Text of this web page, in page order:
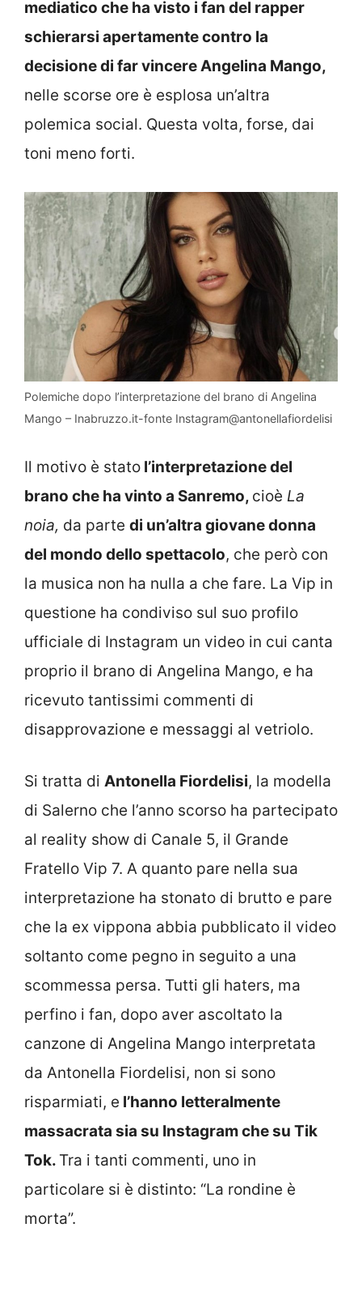
mediatico che ha visto i fan del rapper
schierarsi apertamente contro la
decisione di far vincere Angelina Mango,
nelle scorse ore è esplosa un’altra
polemica social. Questa volta, forse, dai
toni meno forti.
Polemiche dopo l’interpretazione del brano di Angelina
Mango – Inabruzzo.it-fonte Instagram@antonellafiordelisi
Il motivo è stato l’interpretazione del
brano che ha vinto a Sanremo, cioè La
noia, da parte di un’altra giovane donna
del mondo dello spettacolo, che però con
la musica non ha nulla a che fare. La Vip in
questione ha condiviso sul suo profilo
ufficiale di Instagram un video in cui canta
proprio il brano di Angelina Mango, e ha
ricevuto tantissimi commenti di
disapprovazione e messaggi al vetriolo.
Si tratta di Antonella Fiordelisi, la modella
di Salerno che l’anno scorso ha partecipato
al reality show di Canale 5, il Grande
Fratello Vip 7. A quanto pare nella sua
interpretazione ha stonato di brutto e pare
che la ex vippona abbia pubblicato il video
soltanto come pegno in seguito a una
scommessa persa. Tutti gli haters, ma
perfino i fan, dopo aver ascoltato la
canzone di Angelina Mango interpretata
da Antonella Fiordelisi, non si sono
risparmiati, e l’hanno letteralmente
massacrata sia su Instagram che su Tik
Tok. Tra i tanti commenti, uno in
particolare si è distinto: “La rondine è
morta”.